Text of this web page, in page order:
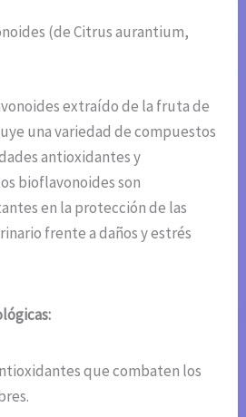
(de Citrus aurantium,
extraído de la fruta de
una variedad de compuestos
antioxidantes y
bioflavonoides son
en la protección de las
frente a daños y estrés
que combaten los